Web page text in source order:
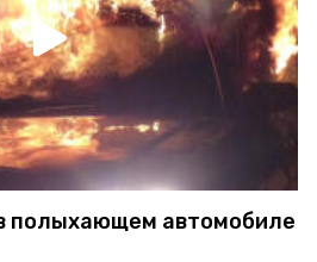
полыхающем автомобиле